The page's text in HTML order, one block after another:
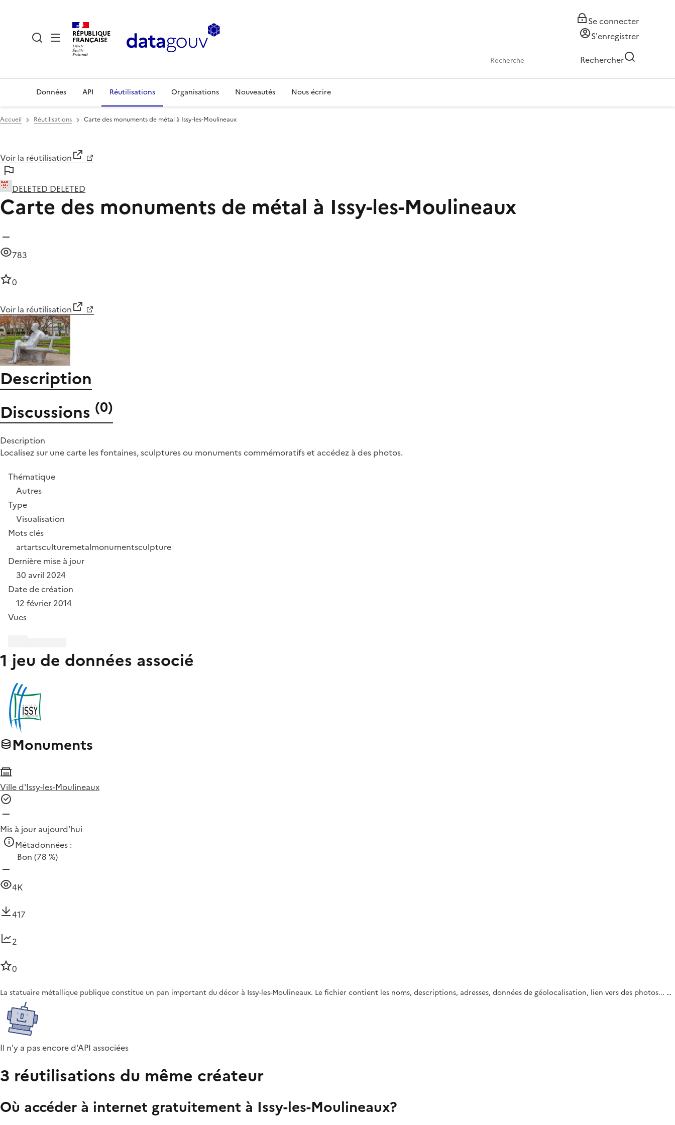
RÉPUBLIQUE
FRANÇAISE
Se connecter
S'enregistrer
Rechercher
Données API Réutilisations Organisations Nouveautés Nous écrire
Accueil Réutilisations Carte des monuments de métal à Issy-les-Moulineaux
Voir la réutilisation
DELETED DELETED
Carte des monuments de métal à Issy-les-Moulineaux
783
0
Voir la réutilisation
Description
Discussions (0)
Description
Localisez sur une carte les fontaines, sculptures ou monuments commémoratifs et accédez à des photos.
Thématique
Autres
Type
Visualisation
Mots clés
artartsculturemetalmonumentsculpture
Dernière mise à jour
30 avril 2024
Date de création
12 février 2014
Vues
1 jeu de données associé
Monuments
Ville d'Issy-les-Moulineaux
Mis à jour aujourd’hui
Métadonnées :
Bon (78 %)
4K
417
2
0
La statuaire métallique publique constitue un pan important du décor à Issy-les-Moulineaux. Le fichier contient les noms, descriptions, adresses, données de géolocalisation, lien vers des photos... …
Il n'y a pas encore d'API associées
3 réutilisations du même créateur
Où accéder à internet gratuitement à Issy-les-Moulineaux?